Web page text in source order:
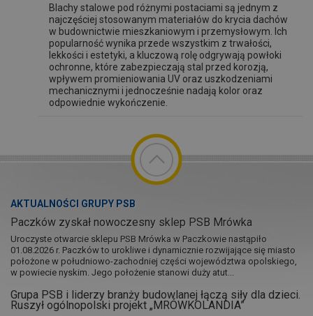
Blachy stalowe pod różnymi postaciami są jednym z
najczęściej stosowanym materiałów do krycia dachów
w budownictwie mieszkaniowym i przemysłowym. Ich
popularność wynika przede wszystkim z trwałości,
lekkości i estetyki, a kluczową rolę odgrywają powłoki
ochronne, które zabezpieczają stal przed korozją,
wpływem promieniowania UV oraz uszkodzeniami
mechanicznymi i jednocześnie nadają kolor oraz
odpowiednie wykończenie.
AKTUALNOŚCI GRUPY PSB
Paczków zyskał nowoczesny sklep PSB Mrówka
Uroczyste otwarcie sklepu PSB Mrówka w Paczkowie nastąpiło
01.08.2026 r. Paczków to urokliwe i dynamicznie rozwijające się miasto
położone w południowo-zachodniej części województwa opolskiego,
w powiecie nyskim. Jego położenie stanowi duży atut...
Grupa PSB i liderzy branży budowlanej łączą siły dla dzieci.
Ruszył ogólnopolski projekt „MRÓWKOLANDIA”